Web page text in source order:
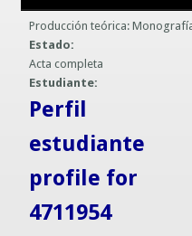
Guías prácticas o proyectos
Guías UCO
Información sobre SPAM y
Formato:
Producción teórica:
Estado:
Acta completa
Estudiante:
Perfil
estudiante
profile for
4711954